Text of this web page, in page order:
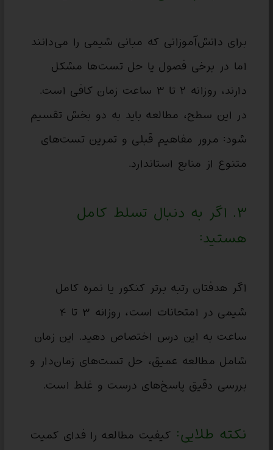
برای دانش‌آموزانی که مبانی شیمی را می‌دانند
اما در برخی فصول یا حل تست‌ها مشکل
دارند، روزانه ۲ تا ۳ ساعت زمان کافی است.
در این سطح، مطالعه باید به دو بخش تقسیم
شود: مرور مفاهیم قبلی و تمرین تست‌های
متنوع از منابع استاندارد.
۳. اگر به دنبال تسلط کامل
هستید:
اگر هدفتان رتبه برتر کنکور یا نمره کامل
شیمی در امتحانات است، روزانه ۳ تا ۴
ساعت به این درس اختصاص دهید. این زمان
شامل مطالعه عمیق، حل تست‌های زمان‌دار و
بررسی دقیق پاسخ‌های درست و غلط است.
نکته طلایی: کیفیت مطالعه را فدای کمیت